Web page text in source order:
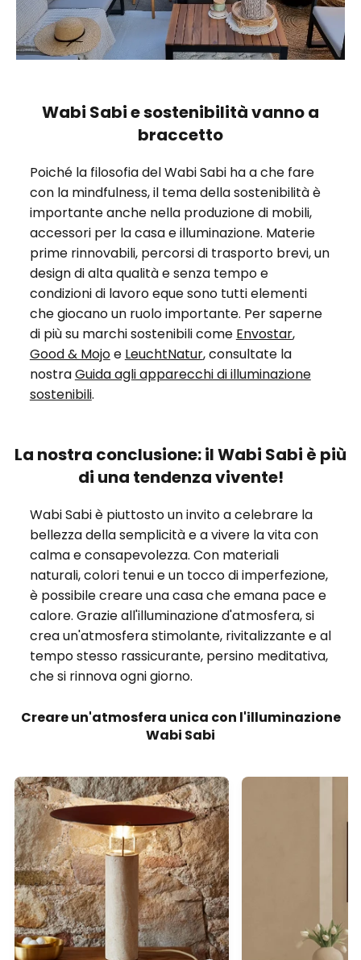
Wabi Sabi e sostenibilità vanno a
braccetto
Poiché la filosofia del Wabi Sabi ha a che fare
con la mindfulness, il tema della sostenibilità è
importante anche nella produzione di mobili,
accessori per la casa e illuminazione. Materie
prime rinnovabili, percorsi di trasporto brevi, un
design di alta qualità e senza tempo e
condizioni di lavoro eque sono tutti elementi
che giocano un ruolo importante. Per saperne
di più su marchi sostenibili come Envostar,
Good & Mojoe LeuchtNatur, consultate la
nostraGuida agli apparecchi di illuminazione
sostenibili.
La nostra conclusione: il Wabi Sabi è più
di una tendenza vivente!
Wabi Sabi è piuttosto un invito a celebrare la
bellezza della semplicità e a vivere la vita con
calma e consapevolezza. Con materiali
naturali, colori tenui e un tocco di imperfezione,
è possibile creare una casa che emana pace e
calore. Grazie all'illuminazione d'atmosfera, si
crea un'atmosfera stimolante, rivitalizzante e al
tempo stesso rassicurante, persino meditativa,
che si rinnova ogni giorno.
Creare un'atmosfera unica con l'illuminazione
Wabi Sabi